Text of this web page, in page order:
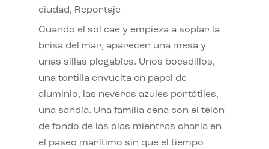
ciudad, Reportaje
Cuando el sol cae y empieza a soplar la
brisa del mar, aparecen una mesa y
unas sillas plegables. Unos bocadillos,
una tortilla envuelta en papel de
aluminio, las neveras azules portátiles,
una sandía. Una familia cena con el telón
de fondo de las olas mientras charla en
el paseo marítimo sin que el tiempo